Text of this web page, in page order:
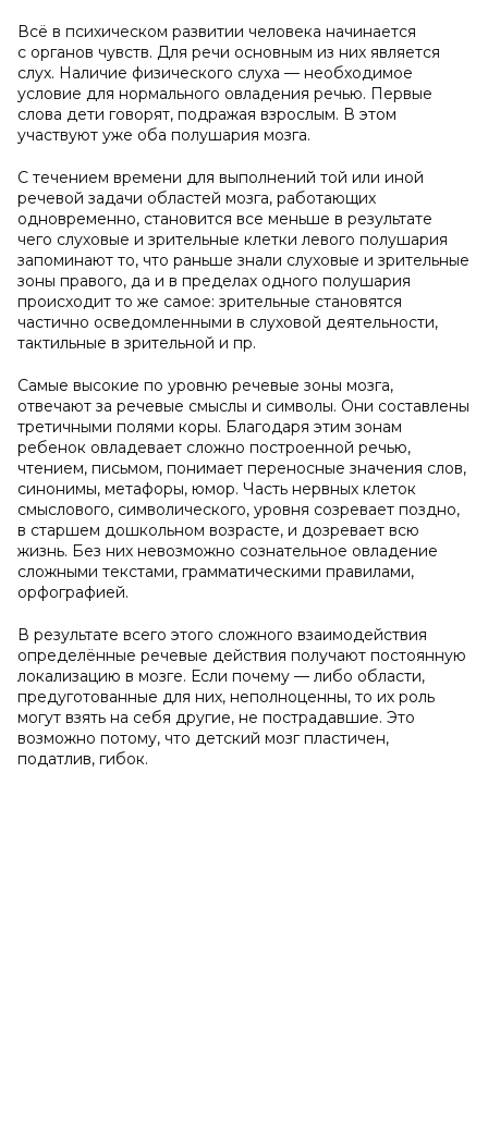
Всё в психическом развитии человека начинается
с органов чувств. Для речи основным из них является
слух. Наличие физического слуха — необходимое
условие для нормального овладения речью. Первые
слова дети говорят, подражая взрослым. В этом
участвуют уже оба полушария мозга.
С течением времени для выполнений той или иной
речевой задачи областей мозга, работающих
одновременно, становится все меньше в результате
чего слуховые и зрительные клетки левого полушария
запоминают то, что раньше знали слуховые и зрительные
зоны правого, да и в пределах одного полушария
происходит то же самое: зрительные становятся
частично осведомленными в слуховой деятельности,
тактильные в зрительной и пр.
Самые высокие по уровню речевые зоны мозга,
отвечают за речевые смыслы и символы. Они составлены
третичными полями коры. Благодаря этим зонам
ребенок овладевает сложно построенной речью,
чтением, письмом, понимает переносные значения слов,
синонимы, метафоры, юмор. Часть нервных клеток
смыслового, символического, уровня созревает поздно,
в старшем дошкольном возрасте, и дозревает всю
жизнь. Без них невозможно сознательное овладение
сложными текстами, грамматическими правилами,
орфографией.
В результате всего этого сложного взаимодействия
определённые речевые действия получают постоянную
локализацию в мозге. Если почему — либо области,
предуготованные для них, неполноценны, то их роль
могут взять на себя другие, не пострадавшие. Это
возможно потому, что детский мозг пластичен,
податлив, гибок.